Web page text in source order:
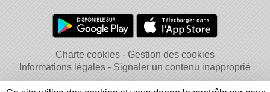
Charte cookies
Gestion des cookies
Informations légales
Signaler un contenu inapproprié